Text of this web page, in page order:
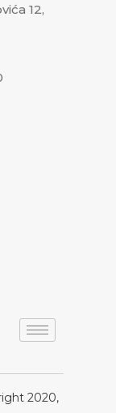
12,
2020,